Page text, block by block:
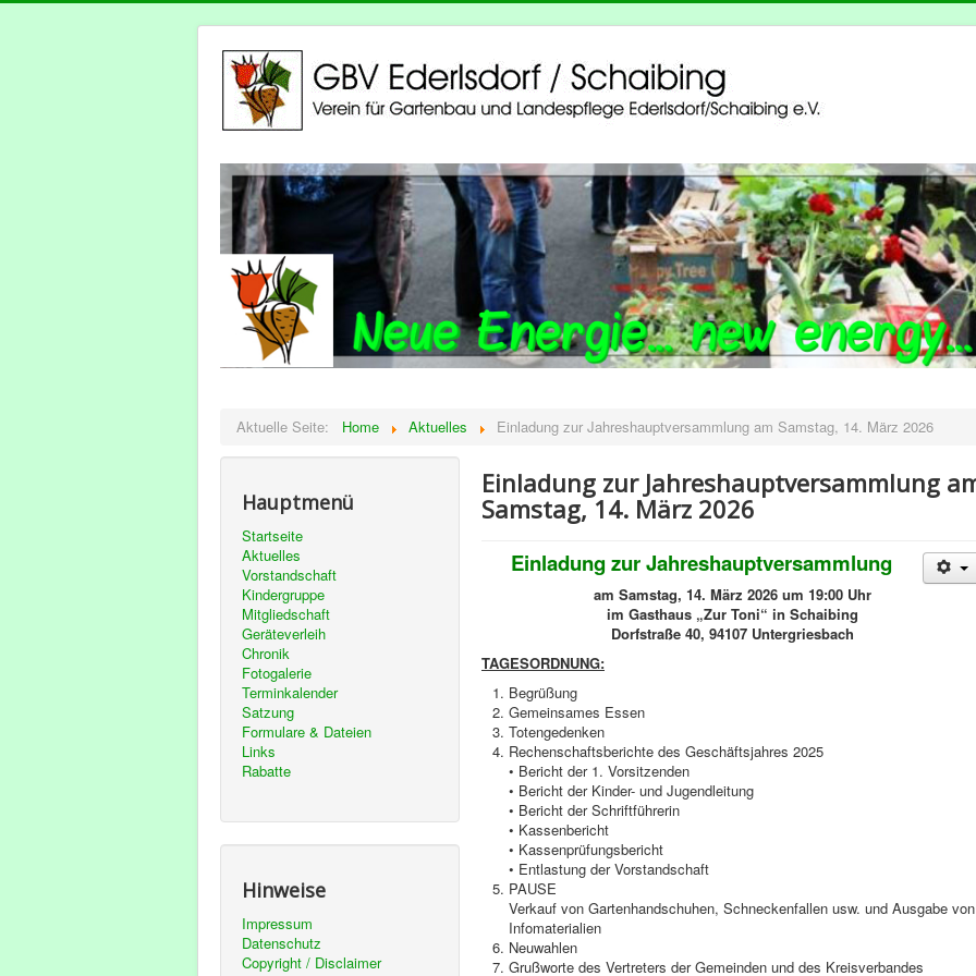
Aktuelle Seite: Home Aktuelles Einladung zur Jahreshauptversammlung am Samstag, 14. März 2026
Hauptmenü
Startseite
Aktuelles
Vorstandschaft
Kindergruppe
Mitgliedschaft
Geräteverleih
Chronik
Fotogalerie
Terminkalender
Satzung
Formulare & Dateien
Links
Rabatte
Hinweise
Impressum
Datenschutz
Copyright / Disclaimer
Einladung zur Jahreshauptversammlung
Samstag, 14. März 2026
Einladung zur Jahreshauptversammlung
am Samstag, 14. März 2026 um 19:00 Uhr
im Gasthaus „Zur Toni“ in Schaibing
Dorfstraße 40, 94107 Untergriesbach
TAGESORDNUNG:
Begrüßung
Gemeinsames Essen
Totengedenken
Rechenschaftsberichte des Geschäftsjahres 2025
• Bericht der 1. Vorsitzenden
• Bericht der Kinder- und Jugendleitung
• Bericht der Schriftführerin
• Kassenbericht
• Kassenprüfungsbericht
• Entlastung der Vorstandschaft
PAUSE
Verkauf von Gartenhandschuhen, Schneckenfallen usw. und Ausgabe von
Infomaterialien
Neuwahlen
Grußworte des Vertreters der Gemeinden und des Kreisverbandes